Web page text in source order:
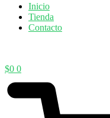
Inicio
Tienda
Contacto
$0 0